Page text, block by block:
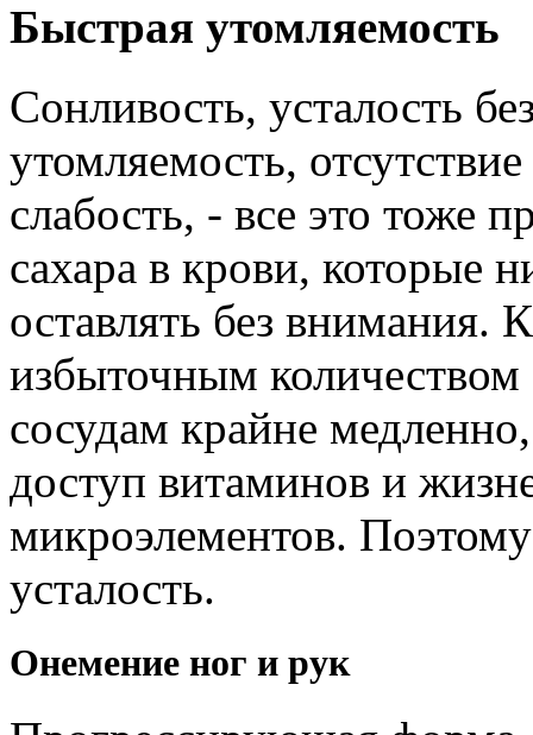
Быстрая утомляемость
Сонливость, усталость
утомляемость,
слабость, - все это тоже
сахара в крови, которые
оставлять без внимания.
избыточным количеством
сосудам крайне
доступ витаминов и
микроэлементов.
усталость.
Онемение ног и рук